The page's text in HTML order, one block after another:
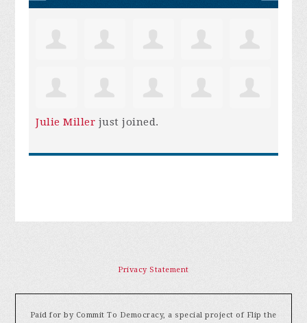
Julie Miller just joined.
Privacy Statement
Paid for by Commit To Democracy, a special project of Flip the